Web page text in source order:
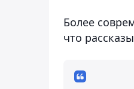
Более
что